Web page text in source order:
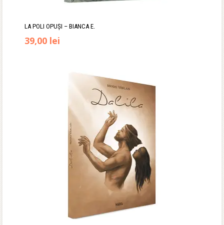
LA POLI OPUȘI – BIANCA E.
39,00 lei